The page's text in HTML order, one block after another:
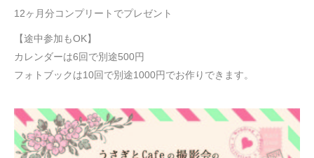
12ヶ月分コンプリートでプレゼント
【途中参加もOK】
カレンダーは6回で別途500円
フォトブックは10回で別途1000円でお作りできます。